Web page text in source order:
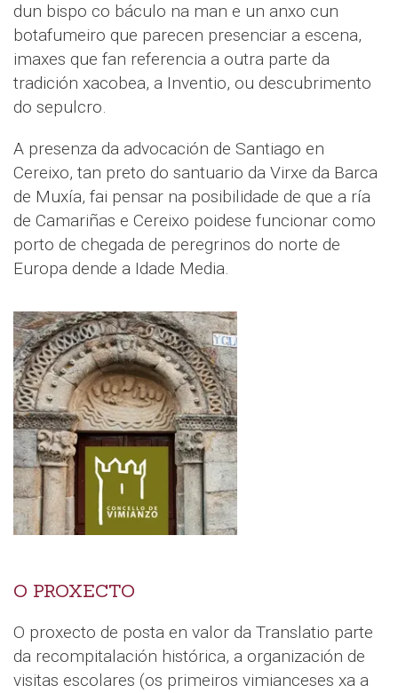
dun bispo co báculo na man e un anxo cun
botafumeiro que parecen presenciar a escena,
imaxes que fan referencia a outra parte da
tradición xacobea, a Inventio, ou descubrimento
do sepulcro.
A presenza da advocación de Santiago en
Cereixo, tan preto do santuario da Virxe da Barca
de Muxía, fai pensar na posibilidade de que a ría
de Camariñas e Cereixo poidese funcionar como
porto de chegada de peregrinos do norte de
Europa dende a Idade Media.
O PROXECTO
O proxecto de posta en valor da Translatio parte
da recompitalación histórica, a organización de
visitas escolares (os primeiros vimianceses xa a